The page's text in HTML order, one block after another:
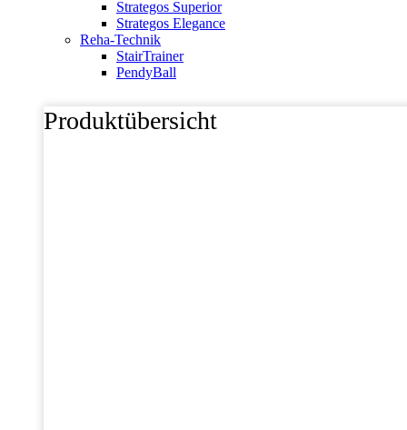
Strategos Superior
Strategos Elegance
Reha-Technik
StairTrainer
PendyBall
Produktübersicht